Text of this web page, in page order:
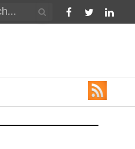
Facebook
Twitter